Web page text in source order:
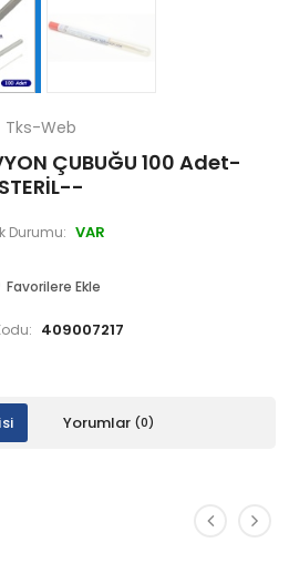
Tks-Web
ÇUBUĞU 100 Adet-
STERİL--
Durumu: VAR
Favorilere Ekle
409007217
Yorumlar (0)